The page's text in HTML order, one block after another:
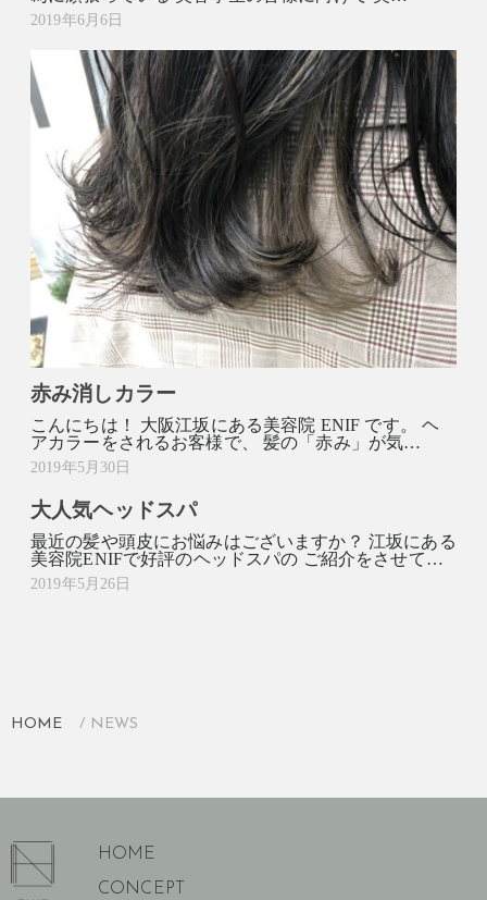
2019年6月6日
赤み消しカラー
こんにちは！ 大阪江坂にある美容院 ENIF です。 ヘ
アカラーをされるお客様で、 髪の「赤み」が気…
2019年5月30日
大人気ヘッドスパ
最近の髪や頭皮にお悩みはございますか？ 江坂にある
美容院ENIFで好評のヘッドスパの ご紹介をさせて…
2019年5月26日
HOME NEWS
HOME
CONCEPT